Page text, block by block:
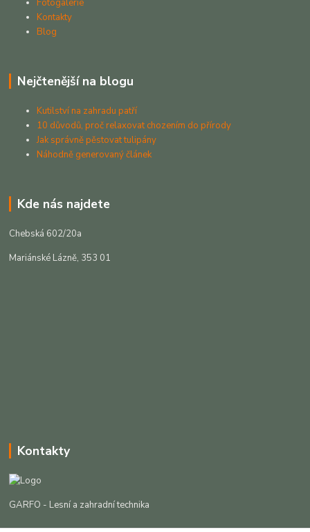
Fotogalerie
Kontakty
Blog
Nejčtenější na blogu
Kutilství na zahradu patří
10 důvodů, proč relaxovat chozením do přírody
Jak správně pěstovat tulipány
Náhodně generovaný článek
Kde nás najdete
Chebská 602/20a
Mariánské Lázně, 353 01
Kontakty
GARFO - Lesní a zahradní technika